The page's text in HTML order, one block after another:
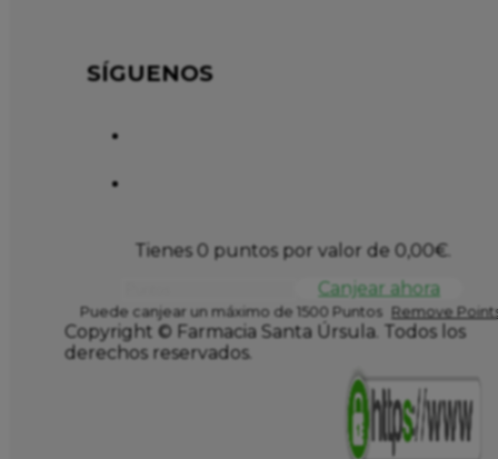
SÍGUENOS
Tienes 0 puntos por valor de 0,00€.
Canjear ahora
Puede canjear un máximo de 1500 Puntos Remove
Copyright © Farmacia Santa Úrsula. Todos los
derechos reservados.